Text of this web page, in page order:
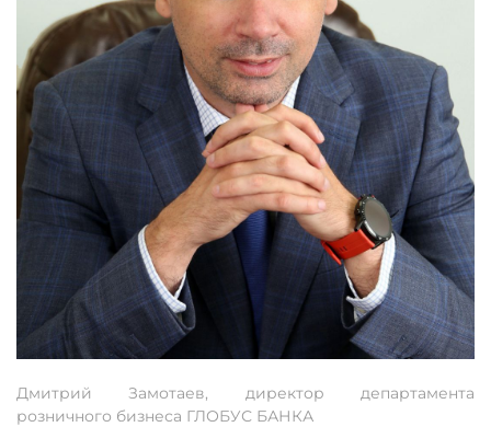
Дмитрий Замотаев, директор департамента
розничного бизнеса ГЛОБУС БАНКА